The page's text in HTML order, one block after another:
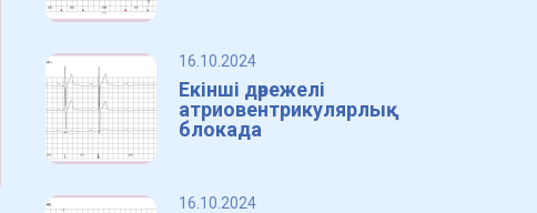
16.10.2024
Екінші дәрежелі
атриовентрикулярлық
блокада
16.10.2024